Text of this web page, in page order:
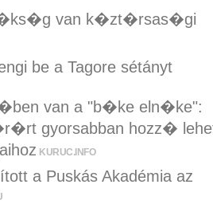
van k�zt�rsas�gi
be a Tagore sétányt
van a "b�ke eln�ke":
gyorsabban hozz�
KURUC.INFO
a Puskás Akadémia az